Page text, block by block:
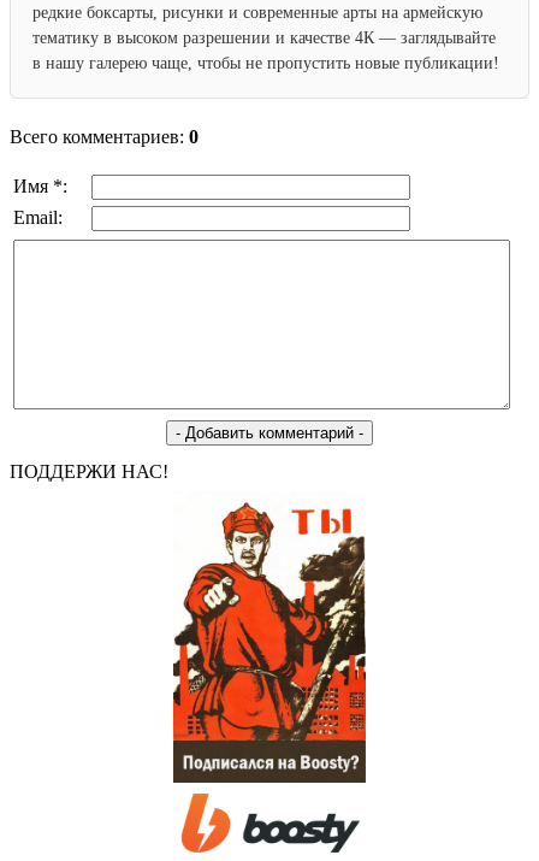
редкие боксарты, рисунки и современные арты на армейскую
тематику в высоком разрешении и качестве 4К — заглядывайте
в нашу галерею чаще, чтобы не пропустить новые публикации!
Всего комментариев: 0
Имя *:
Email:
ПОДДЕРЖИ НАС!